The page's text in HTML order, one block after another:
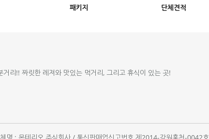
패키지 단체견적
리!! 짜릿한 레져와 맛있는 먹거리, 그리고 휴식이 있는 곳!